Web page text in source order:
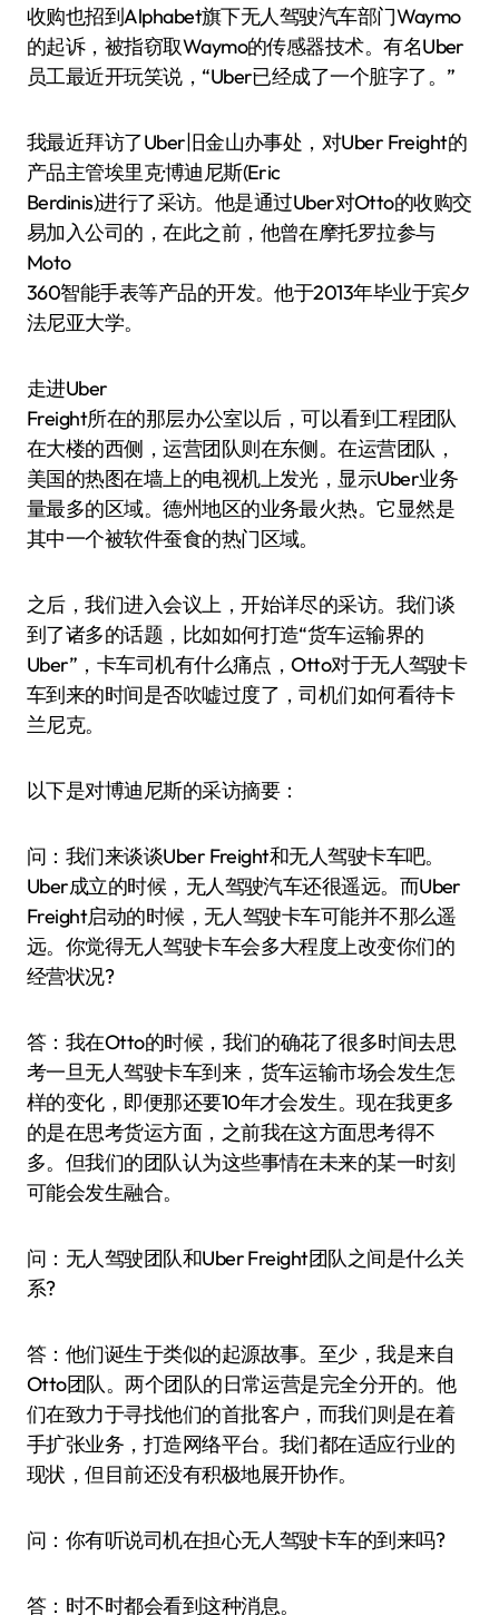
收购也招到Alphabet旗下无人驾驶汽车部门Waymo
的起诉，被指窃取Waymo的传感器技术。有名Uber
员工最近开玩笑说，“Uber已经成了一个脏字了。”
我最近拜访了Uber旧金山办事处，对Uber Freight的
产品主管埃里克·博迪尼斯(Eric
Berdinis)进行了采访。他是通过Uber对Otto的收购交
易加入公司的，在此之前，他曾在摩托罗拉参与
Moto
360智能手表等产品的开发。他于2013年毕业于宾夕
法尼亚大学。
走进Uber
Freight所在的那层办公室以后，可以看到工程团队
在大楼的西侧，运营团队则在东侧。在运营团队，
美国的热图在墙上的电视机上发光，显示Uber业务
量最多的区域。德州地区的业务最火热。它显然是
其中一个被软件蚕食的热门区域。
之后，我们进入会议上，开始详尽的采访。我们谈
到了诸多的话题，比如如何打造“货车运输界的
Uber”，卡车司机有什么痛点，Otto对于无人驾驶卡
车到来的时间是否吹嘘过度了，司机们如何看待卡
兰尼克。
以下是对博迪尼斯的采访摘要：
问：我们来谈谈Uber Freight和无人驾驶卡车吧。
Uber成立的时候，无人驾驶汽车还很遥远。而Uber
Freight启动的时候，无人驾驶卡车可能并不那么遥
远。你觉得无人驾驶卡车会多大程度上改变你们的
经营状况?
答：我在Otto的时候，我们的确花了很多时间去思
考一旦无人驾驶卡车到来，货车运输市场会发生怎
样的变化，即便那还要10年才会发生。现在我更多
的是在思考货运方面，之前我在这方面思考得不
多。但我们的团队认为这些事情在未来的某一时刻
可能会发生融合。
问：无人驾驶团队和Uber Freight团队之间是什么关
系?
答：他们诞生于类似的起源故事。至少，我是来自
Otto团队。两个团队的日常运营是完全分开的。他
们在致力于寻找他们的首批客户，而我们则是在着
手扩张业务，打造网络平台。我们都在适应行业的
现状，但目前还没有积极地展开协作。
问：你有听说司机在担心无人驾驶卡车的到来吗?
答：时不时都会看到这种消息。